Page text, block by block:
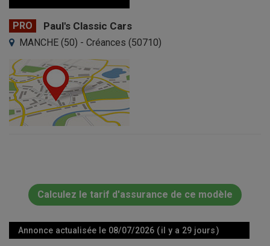
PRO Paul's Classic Cars
MANCHE (50) - Créances (50710)
Calculez le tarif d'assurance de ce modèle
Annonce actualisée le 08/07/2026 ( il y a 29 jours )